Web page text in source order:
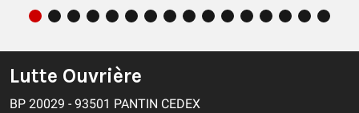
Lutte Ouvrière
BP 20029 - 93501 PANTIN CEDEX